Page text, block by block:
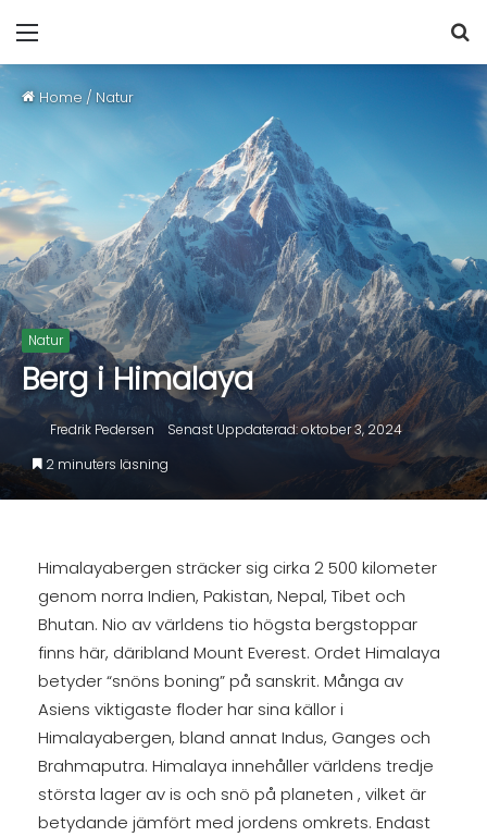
Home / Natur
Natur
Berg i Himalaya
Fredrik Pedersen
Senast Uppdaterad: oktober 3, 2024
2 minuters läsning
Himalayabergen sträcker sig cirka 2 500 kilometer
genom norra Indien, Pakistan, Nepal, Tibet och
Bhutan. Nio av världens tio högsta bergstoppar
finns här, däribland Mount Everest. Ordet Himalaya
betyder “snöns boning” på sanskrit. Många av
Asiens viktigaste floder har sina källor i
Himalayabergen, bland annat Indus, Ganges och
Brahmaputra. Himalaya innehåller världens tredje
största lager av is och snö på planeten , vilket är
betydande jämfört med jordens omkrets. Endast